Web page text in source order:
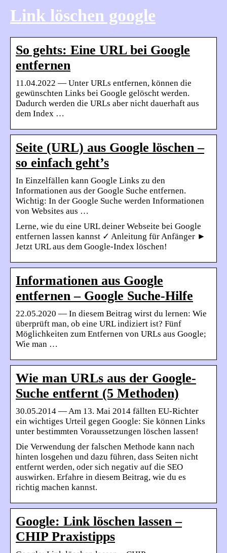
Link löschen google
So gehts: Eine URL bei Google
entfernen
11.04.2022 — Unter URLs entfernen, können die
gewünschten Links bei Google gelöscht werden.
Dadurch werden die URLs aber nicht dauerhaft aus
dem Index …
Seite (URL) aus Google löschen –
so einfach geht’s
In Einzelfällen kann Google Links zu den
Informationen aus der Google Suche entfernen.
Wichtig: In der Google Suche werden Informationen
von Websites aus …
Lerne, wie du eine URL deiner Webseite bei Google
entfernen lassen kannst ✓ Anleitung für Anfänger ►
Jetzt URL aus dem Google-Index löschen!
Informationen aus Google
entfernen – Google Suche-Hilfe
22.05.2020 — In diesem Beitrag wirst du lernen: Wie
überprüft man, ob eine URL indiziert ist? Fünf
Möglichkeiten zum Entfernen von URLs aus Google;
Wie man …
Wie man URLs aus der Google-
Suche entfernt (5 Methoden)
30.05.2014 — Am 13. Mai 2014 fällten EU-Richter
ein wichtiges Urteil gegen Google: Sie können Links
unter bestimmten Voraussetzungen löschen lassen!
Die Verwendung der falschen Methode kann nach
hinten losgehen und dazu führen, dass Seiten nicht
entfernt werden, oder sich negativ auf die SEO
auswirken. Erfahre in diesem Beitrag, wie du es
richtig machen kannst.
Google: Link löschen lassen –
CHIP Praxistipps